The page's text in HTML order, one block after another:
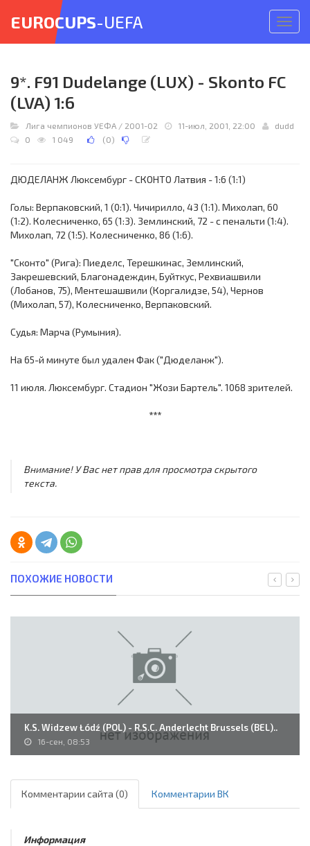
меню
EUROCUPS-UEFA
9*. F91 Dudelange (LUX) - Skonto FC
(LVA) 1:6
Лига чемпионов УЕФА / 2001-02 11-июл, 2001, 22:00
dudd
0
1 049 (0)
ДЮДЕЛАНЖ Люксембург - СКОНТО Латвия - 1:6 (1:1)
Голы: Верпаковский, 1 (0:1). Чичирилло, 43 (1:1). Михолап, 60
(1:2). Колесниченко, 65 (1:3). Землинский, 72 - с пенальти (1:4).
Михолап, 72 (1:5). Колесниченко, 86 (1:6).
"Сконто" (Рига): Пиеделс, Терешкинас, Землинский,
Закрешевский, Благонадеждин, Буйткус, Рехвиашвили
(Лобанов, 75), Ментешашвили (Коргалидзе, 54), Чернов
(Михолап, 57), Колесниченко, Верпаковский.
Судья: Марча (Румыния).
На 65-й минуте был удален Фак ("Дюделанж").
11 июля. Люксембург. Стадион "Жози Бартель". 1068 зрителей.
***
Внимание! У Вас нет прав для просмотра скрытого
текста.
ПОХОЖИЕ НОВОСТИ
K.S. Widzew Łódź (POL) - R.S.C. Anderlecht Brussels (BEL)..
16-сен, 08:53
Комментарии сайта (0) Комментарии ВК
Информация